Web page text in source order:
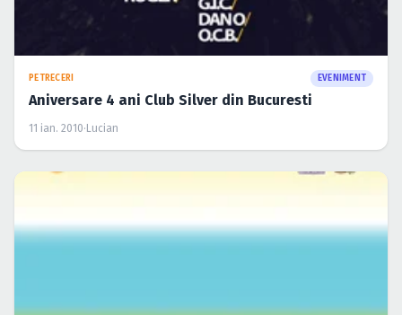
PETRECERI EVENIMENT
Aniversare 4 ani Club Silver din Bucuresti
11 ian. 2010·Lucian